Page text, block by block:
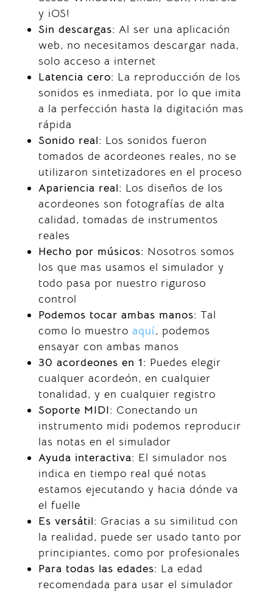
y iOS!
Sin descargas: Al ser una aplicación
web, no necesitamos descargar nada,
solo acceso a internet
Latencia cero: La reproducción de los
sonidos es inmediata, por lo que imita
a la perfección hasta la digitación mas
rápida
Sonido real: Los sonidos fueron
tomados de acordeones reales, no se
utilizaron sintetizadores en el proceso
Apariencia real: Los diseños de los
acordeones son fotografías de alta
calidad, tomadas de instrumentos
reales
Hecho por músicos: Nosotros somos
los que mas usamos el simulador y
todo pasa por nuestro riguroso
control
Podemos tocar ambas manos: Tal
como lo muestro aquí, podemos
ensayar con ambas manos
30 acordeones en 1: Puedes elegir
cualquer acordeón, en cualquier
tonalidad, y en cualquier registro
Soporte MIDI: Conectando un
instrumento midi podemos reproducir
las notas en el simulador
Ayuda interactiva: El simulador nos
indica en tiempo real qué notas
estamos ejecutando y hacia dónde va
el fuelle
Es versátil: Gracias a su similitud con
la realidad, puede ser usado tanto por
principiantes, como por profesionales
Para todas las edades: La edad
recomendada para usar el simulador